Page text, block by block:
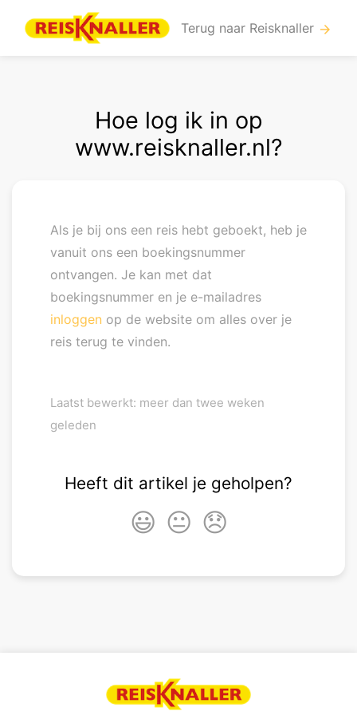
Terug naar Reisknaller arrow_forward
Hoe log ik in op
www.reisknaller.nl?
Als je bij ons een reis hebt geboekt, heb je
vanuit ons een boekingsnummer
ontvangen. Je kan met dat
boekingsnummer en je e-mailadres
inloggen op de website om alles over je
reis terug te vinden.
Laatst bewerkt: meer dan twee weken
geleden
Heeft dit artikel je geholpen?
😃 😐 😞